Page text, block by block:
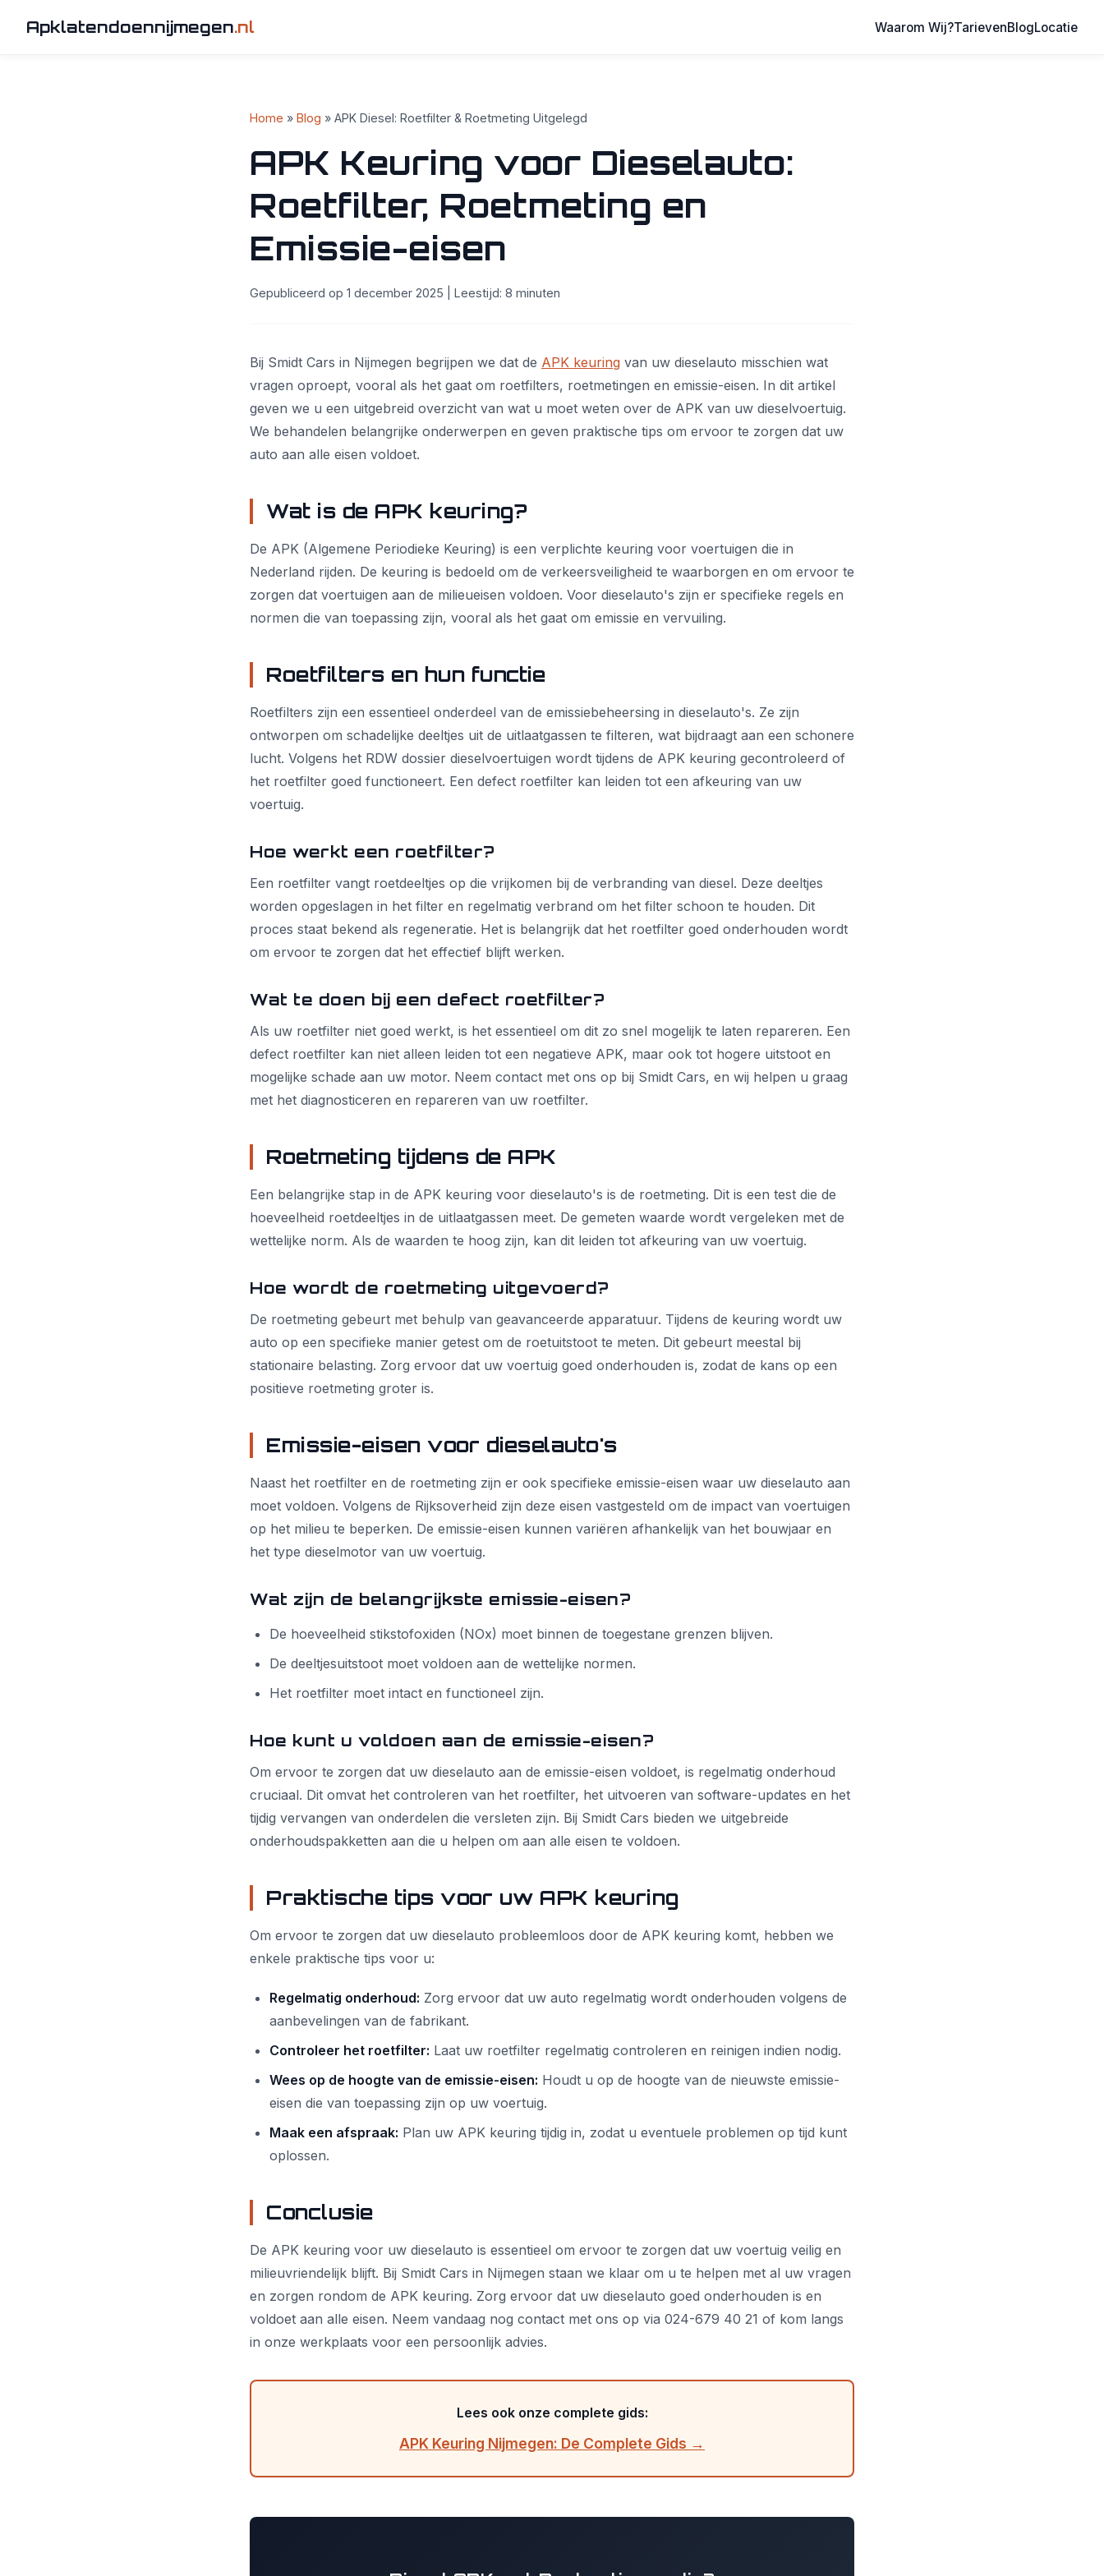
Apklatendoennijmegen.nl Waarom Wij?TarievenBlogLocatie
Home » Blog » APK Diesel: Roetfilter & Roetmeting Uitgelegd
APK Keuring voor Dieselauto:
Roetfilter, Roetmeting en
Emissie-eisen
Gepubliceerd op 1 december 2025 | Leestijd: 8 minuten
Bij Smidt Cars in Nijmegen begrijpen we dat de APK keuring van uw dieselauto misschien wat
vragen oproept, vooral als het gaat om roetfilters, roetmetingen en emissie-eisen. In dit artikel
geven we u een uitgebreid overzicht van wat u moet weten over de APK van uw dieselvoertuig.
We behandelen belangrijke onderwerpen en geven praktische tips om ervoor te zorgen dat uw
auto aan alle eisen voldoet.
Wat is de APK keuring?
De APK (Algemene Periodieke Keuring) is een verplichte keuring voor voertuigen die in
Nederland rijden. De keuring is bedoeld om de verkeersveiligheid te waarborgen en om ervoor te
zorgen dat voertuigen aan de milieueisen voldoen. Voor dieselauto's zijn er specifieke regels en
normen die van toepassing zijn, vooral als het gaat om emissie en vervuiling.
Roetfilters en hun functie
Roetfilters zijn een essentieel onderdeel van de emissiebeheersing in dieselauto's. Ze zijn
ontworpen om schadelijke deeltjes uit de uitlaatgassen te filteren, wat bijdraagt aan een schonere
lucht. Volgens het RDW dossier dieselvoertuigen wordt tijdens de APK keuring gecontroleerd of
het roetfilter goed functioneert. Een defect roetfilter kan leiden tot een afkeuring van uw
voertuig.
Hoe werkt een roetfilter?
Een roetfilter vangt roetdeeltjes op die vrijkomen bij de verbranding van diesel. Deze deeltjes
worden opgeslagen in het filter en regelmatig verbrand om het filter schoon te houden. Dit
proces staat bekend als regeneratie. Het is belangrijk dat het roetfilter goed onderhouden wordt
om ervoor te zorgen dat het effectief blijft werken.
Wat te doen bij een defect roetfilter?
Als uw roetfilter niet goed werkt, is het essentieel om dit zo snel mogelijk te laten repareren. Een
defect roetfilter kan niet alleen leiden tot een negatieve APK, maar ook tot hogere uitstoot en
mogelijke schade aan uw motor. Neem contact met ons op bij Smidt Cars, en wij helpen u graag
met het diagnosticeren en repareren van uw roetfilter.
Roetmeting tijdens de APK
Een belangrijke stap in de APK keuring voor dieselauto's is de roetmeting. Dit is een test die de
hoeveelheid roetdeeltjes in de uitlaatgassen meet. De gemeten waarde wordt vergeleken met de
wettelijke norm. Als de waarden te hoog zijn, kan dit leiden tot afkeuring van uw voertuig.
Hoe wordt de roetmeting uitgevoerd?
De roetmeting gebeurt met behulp van geavanceerde apparatuur. Tijdens de keuring wordt uw
auto op een specifieke manier getest om de roetuitstoot te meten. Dit gebeurt meestal bij
stationaire belasting. Zorg ervoor dat uw voertuig goed onderhouden is, zodat de kans op een
positieve roetmeting groter is.
Emissie-eisen voor dieselauto's
Naast het roetfilter en de roetmeting zijn er ook specifieke emissie-eisen waar uw dieselauto aan
moet voldoen. Volgens de Rijksoverheid zijn deze eisen vastgesteld om de impact van voertuigen
op het milieu te beperken. De emissie-eisen kunnen variëren afhankelijk van het bouwjaar en
het type dieselmotor van uw voertuig.
Wat zijn de belangrijkste emissie-eisen?
De hoeveelheid stikstofoxiden (NOx) moet binnen de toegestane grenzen blijven.
De deeltjesuitstoot moet voldoen aan de wettelijke normen.
Het roetfilter moet intact en functioneel zijn.
Hoe kunt u voldoen aan de emissie-eisen?
Om ervoor te zorgen dat uw dieselauto aan de emissie-eisen voldoet, is regelmatig onderhoud
cruciaal. Dit omvat het controleren van het roetfilter, het uitvoeren van software-updates en het
tijdig vervangen van onderdelen die versleten zijn. Bij Smidt Cars bieden we uitgebreide
onderhoudspakketten aan die u helpen om aan alle eisen te voldoen.
Praktische tips voor uw APK keuring
Om ervoor te zorgen dat uw dieselauto probleemloos door de APK keuring komt, hebben we
enkele praktische tips voor u:
Regelmatig onderhoud: Zorg ervoor dat uw auto regelmatig wordt onderhouden volgens de
aanbevelingen van de fabrikant.
Controleer het roetfilter: Laat uw roetfilter regelmatig controleren en reinigen indien nodig.
Wees op de hoogte van de emissie-eisen: Houdt u op de hoogte van de nieuwste emissie-
eisen die van toepassing zijn op uw voertuig.
Maak een afspraak: Plan uw APK keuring tijdig in, zodat u eventuele problemen op tijd kunt
oplossen.
Conclusie
De APK keuring voor uw dieselauto is essentieel om ervoor te zorgen dat uw voertuig veilig en
milieuvriendelijk blijft. Bij Smidt Cars in Nijmegen staan we klaar om u te helpen met al uw vragen
en zorgen rondom de APK keuring. Zorg ervoor dat uw dieselauto goed onderhouden is en
voldoet aan alle eisen. Neem vandaag nog contact met ons op via 024-679 40 21 of kom langs
in onze werkplaats voor een persoonlijk advies.
Lees ook onze complete gids:
APK Keuring Nijmegen: De Complete Gids →